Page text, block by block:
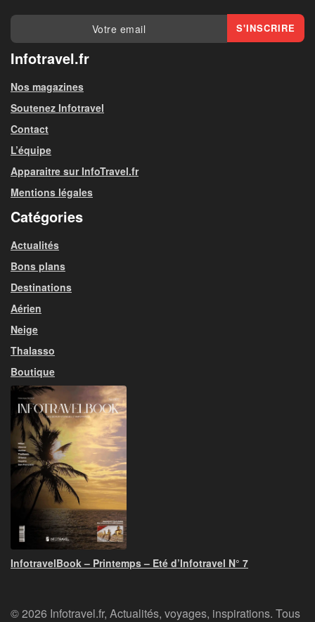
Infotravel.fr
Nos magazines
Soutenez Infotravel
Contact
L’équipe
Apparaitre sur InfoTravel.fr
Mentions légales
Catégories
Actualités
Bons plans
Destinations
Aérien
Neige
Thalasso
Boutique
InfotravelBook – Printemps – Eté d’Infotravel N° 7
© 2026 Infotravel.fr, Actualités, voyages, inspirations. Tous